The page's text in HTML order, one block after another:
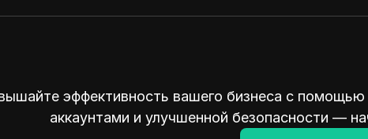
эффективность вашего бизнеса с помощью
аккаунтами и улучшенной безопасности —